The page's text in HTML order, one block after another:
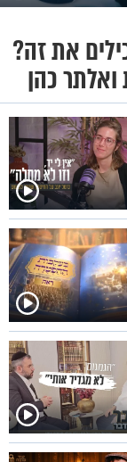
את זה?
ואלתר כהן